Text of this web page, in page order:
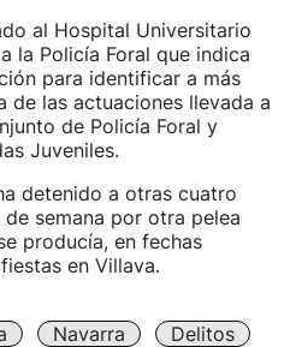
al Hospital Universitario
la Policía Foral que indica
para identificar a más
de las actuaciones llevada a
de Policía Foral y
Juveniles.
detenido a otras cuatro
semana por otra pelea
producía, en fechas
en Villava.
Navarra
Delitos